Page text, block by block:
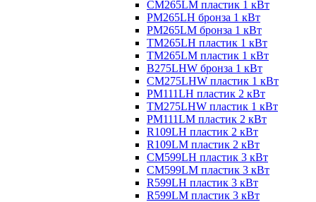
CM265LM пластик 1 кВт
PM265LH бронза 1 кВт
PM265LM бронза 1 кВт
TM265LH пластик 1 кВт
TM265LM пластик 1 кВт
B275LHW бронза 1 кВт
CM275LHW пластик 1 кВт
PM111LH пластик 2 кВт
TM275LHW пластик 1 кВт
PM111LM пластик 2 кВт
R109LH пластик 2 кВт
R109LM пластик 2 кВт
CM599LH пластик 3 кВт
CM599LM пластик 3 кВт
R599LH пластик 3 кВт
R599LM пластик 3 кВт